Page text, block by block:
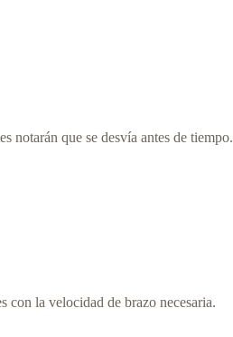
notarán que se desvía antes de tiempo.
con la velocidad de brazo necesaria.